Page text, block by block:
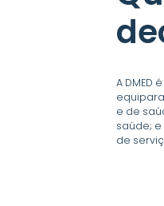
A
e de
saúde;
de